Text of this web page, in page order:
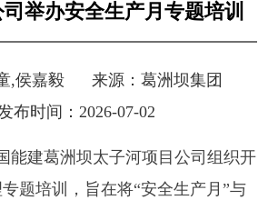
举办安全生产月专题培训
,侯嘉毅 来源： 葛洲坝集团
布时间：2026-07-02
能建葛洲坝太子河项目公司组织开
题培训，旨在将“安全生产月”与